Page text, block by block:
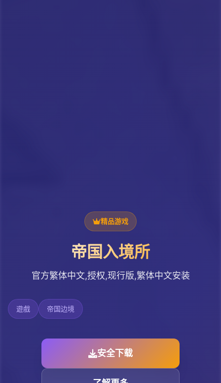
精品游戏
帝国入境所
官方繁体中文,授权,现行版,繁体中文安装
遊戲 帝国边境
安全下载